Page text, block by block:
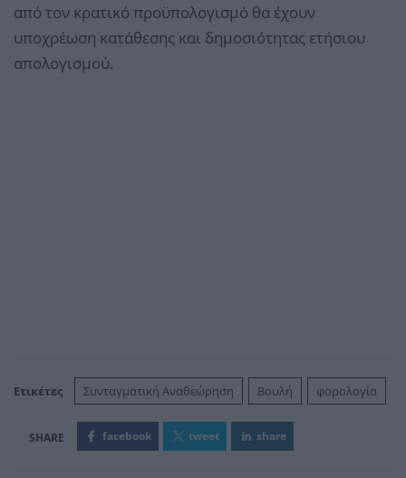
από τον κρατικό προϋπολογισμό θα έχουν
υποχρέωση κατάθεσης και δημοσιότητας ετήσιου
απολογισμού.
Ετικέτες Συνταγματική Αναθεώρηση Βουλή φορολογία
facebook tweet share